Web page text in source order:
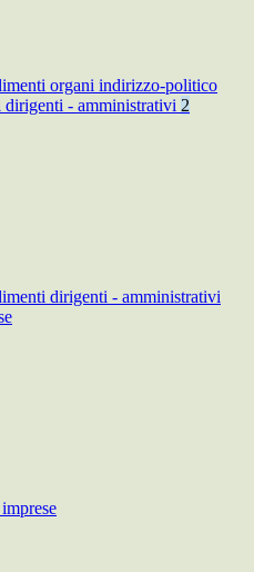
organi indirizzo-politico
dirigenti - amministrativi 2
dirigenti - amministrativi